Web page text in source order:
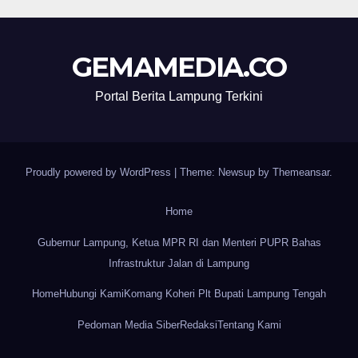
GEMAMEDIA.CO
Portal Berita Lampung Terkini
Proudly powered by WordPress Theme: Newsup by Themeansar.
Home
Gubernur Lampung, Ketua MPR RI dan Menteri PUPR Bahas
Infrastruktur Jalan di Lampung
HomeHubungi Kami Komang Koheri Plt Bupati Lampung Tengah
Pedoman Media SiberRedaksiTentang Kami